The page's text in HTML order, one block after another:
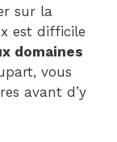
sur la
est difficile
domaines
vous
avant d’y